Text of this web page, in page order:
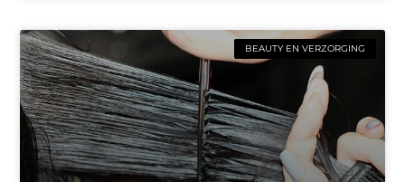
BEAUTY EN VERZORGING